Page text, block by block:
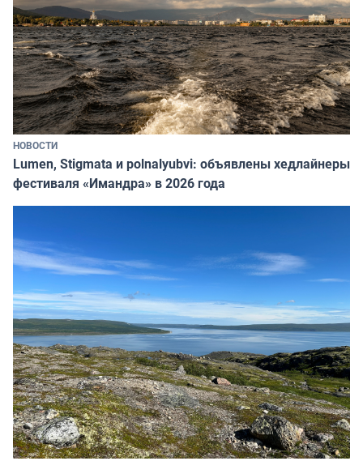
НОВОСТИ
Lumen, Stigmata и polnalyubvi: объявлены хедлайнеры
фестиваля «Имандра» в 2026 года